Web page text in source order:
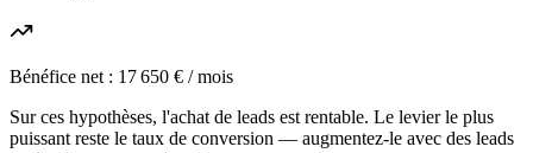
Bénéfice net : 17 650 € / mois
Sur ces hypothèses, l'achat de leads est rentable. Le levier le plus
puissant reste le taux de conversion — augmentez-le avec des leads